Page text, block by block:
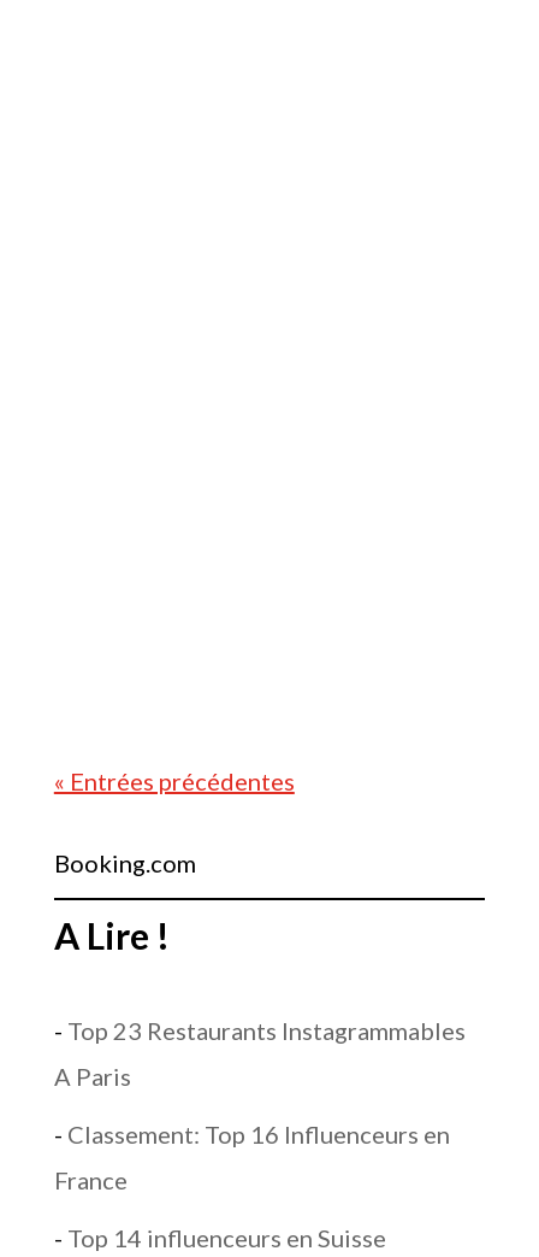
« Entrées précédentes
Booking.com
A Lire !
- Top 23 Restaurants Instagrammables
A Paris
- Classement: Top 16 Influenceurs en
France
- Top 14 influenceurs en Suisse